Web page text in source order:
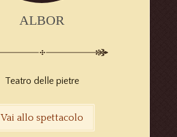
ALBOR
Teatro delle pietre
Vai allo spettacolo